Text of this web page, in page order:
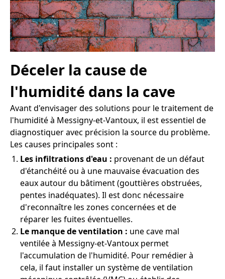
Déceler la cause de
l'humidité dans la cave
Avant d'envisager des solutions pour le traitement de
l'humidité à Messigny-et-Vantoux, il est essentiel de
diagnostiquer avec précision la source du problème.
Les causes principales sont :
Les infiltrations d'eau : provenant de un défaut
d'étanchéité ou à une mauvaise évacuation des
eaux autour du bâtiment (gouttières obstruées,
pentes inadéquates). Il est donc nécessaire
d'reconnaître les zones concernées et de
réparer les fuites éventuelles.
Le manque de ventilation : une cave mal
ventilée à Messigny-et-Vantoux permet
l'accumulation de l'humidité. Pour remédier à
cela, il faut installer un système de ventilation